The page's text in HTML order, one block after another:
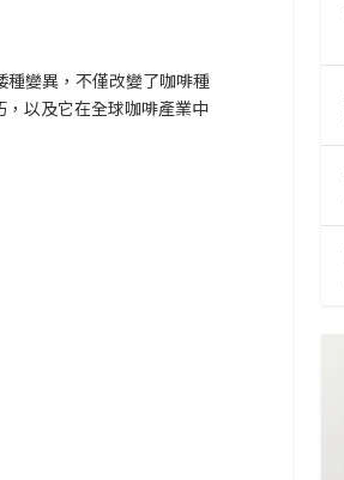
種變異，不僅改變了咖啡種
，以及它在全球咖啡產業中